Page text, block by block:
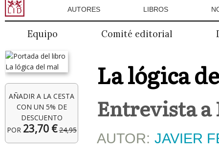
AUTORES LIBROS
Equipo Comité editorial
AÑADIR A LA CESTA
CON UN 5% DE
DESCUENTO
POR 23,70 € 24,95
La lógica
Entrevista
AUTOR: JAVIER